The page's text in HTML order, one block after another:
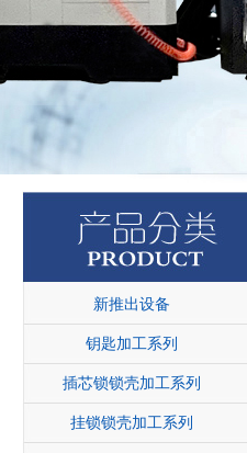
新推出设备
钥匙加工系列
插芯锁锁壳加工系列
挂锁锁壳加工系列